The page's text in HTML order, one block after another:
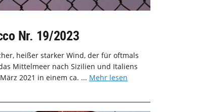
Nr. 19/2023
heißer starker Wind, der für oftmals
Mittelmeer nach Sizilien und Italiens
2021 in einem ca. ... Mehr lesen